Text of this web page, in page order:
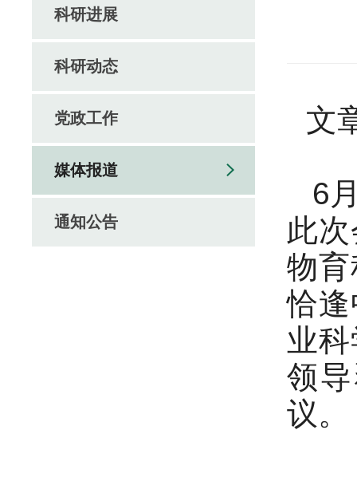
科研进展
科研动态
党政工作
媒体报道
通知公告
文
6
此
物
恰
业
领
议。